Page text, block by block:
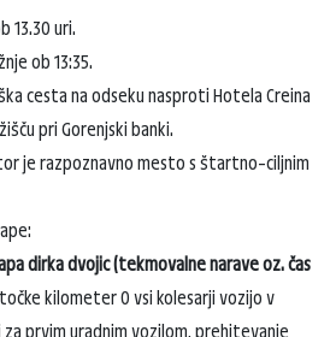
13.30 uri.
ob 13:35.
cesta na odseku nasproti Hotela Creina
pri Gorenjski banki.
je razpoznavno mesto s štartno–ciljnim
dirka dvojic (tekmovalne narave oz. čas
kilometer 0 vsi kolesarji vozijo v
prvim uradnim vozilom, prehitevanje